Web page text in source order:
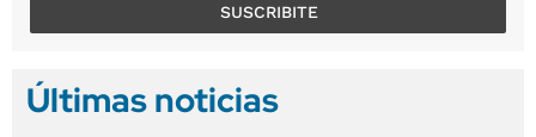
SUSCRIBITE
Últimas noticias